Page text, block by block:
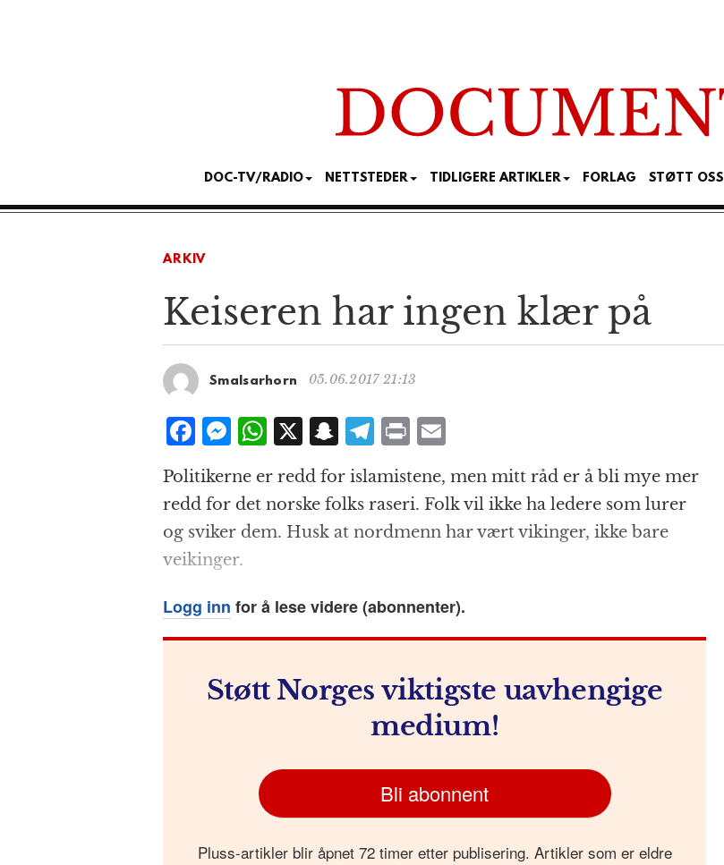
DOC-TV/RADIO NETTSTEDER TIDLIGERE ARTIKLER FORLAG STØTT OSS
ARKIV
Keiseren har ingen klær på
Smalsarhorn 05.06.2017 21:13
F
a
c
e
b
o
o
k
M
ss
e
n
g
e
r
W
at
s
A
p
X S
n
a
p
c
at
T
el
e
g
r
m
P
n
t
ai
l
Politikerne er redd for islamistene, men mitt råd er å bli mye mer
redd for det norske folks raseri. Folk vil ikke ha ledere som lurer
og sviker dem. Husk at nordmenn har vært vikinger, ikke bare
veikinger.
Logg inn for å lese videre (abonnenter).
Støtt Norges viktigste uavhengige
medium!
Bli abonnent
Pluss-artikler blir åpnet 72 timer etter publisering. Artikler som er eldre